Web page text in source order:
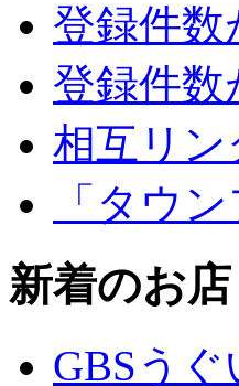
登録件数
登録件数
相互リ
「タウ
新着のお店
GBSう